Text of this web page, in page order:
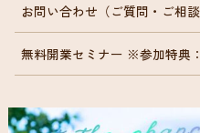
お問い合わせ（ご質問・ご相談
無料開業セミナー ※参加特典